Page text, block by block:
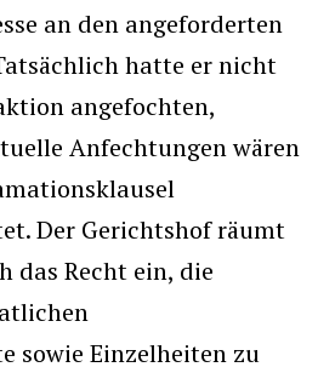
an den angeforderten
hatte er nicht
angefochten,
Anfechtungen wären
Der Gerichtshof räumt
das Recht ein, die
sowie Einzelheiten zu